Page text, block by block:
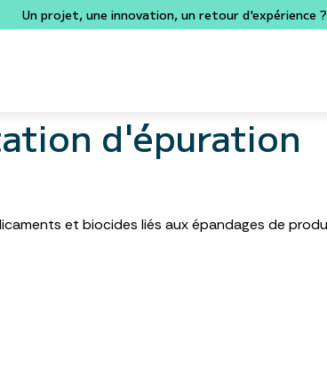
Un projet, une innovation, un retour d'expérience ?
d'épuration